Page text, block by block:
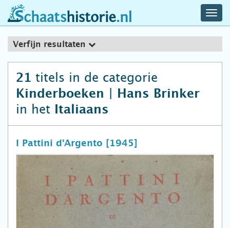
schaatshistorie.nl
Verfijn resultaten
21 titels in de categorie
Kinderboeken | Hans Brinker
in het Italiaans
I Pattini d'Argento [1945]